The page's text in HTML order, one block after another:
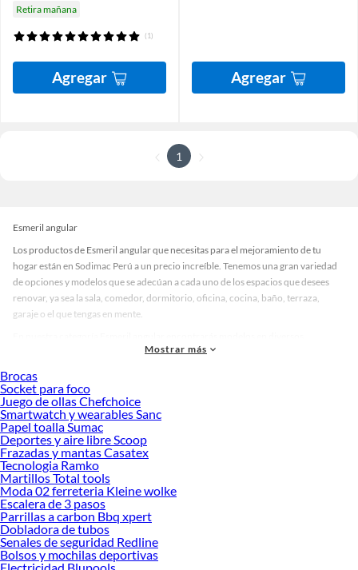
Retira mañana
(1)
Agregar Agregar
1
Esmeril angular
Los productos de Esmeril angular que necesitas para el mejoramiento de tu
hogar están en Sodimac Perú a un precio increíble. Tenemos una gran variedad
de opciones y modelos que se adecúan a cada uno de los espacios que desees
renovar, ya sea la sala, comedor, dormitorio, oficina, cocina, baño, terraza,
garaje o el que tengas en mente.
materiales, medidas, colores y demás características específicas de tu
necesario para cada uno de tus proyectos en las mejores marcas de calidad y con
garantía.
Precios de Esmeril angular en Sodimac Perú
Si buscar ahorrar, estás en la tienda correcta porque en Sodimac tenemos
nuestra política de precios bajos garantizados en Esmeril angular, así que no
dudes más y compra online este producto con sus complementos para que
termines tu proyecto al 100% a un costo económico. Además, elige entre las
opciones de delivery o recojo en tienda.
Las mejores marcas de Esmeril angular
Sabemos que la calidad, confianza y seguridad son factores importantes al
momento de decidir qué modelo comprar, por ello contamos con una amplia
Mostrar más
Brocas
Socket para foco
Juego de ollas Chefchoice
Smartwatch y wearables Sanc
Papel toalla Sumac
Deportes y aire libre Scoop
Frazadas y mantas Casatex
Tecnologia Ramko
Martillos Total tools
Moda 02 ferreteria Kleine wolke
Escalera de 3 pasos
Parrillas a carbon Bbq xpert
Dobladora de tubos
Senales de seguridad Redline
Bolsos y mochilas deportivas